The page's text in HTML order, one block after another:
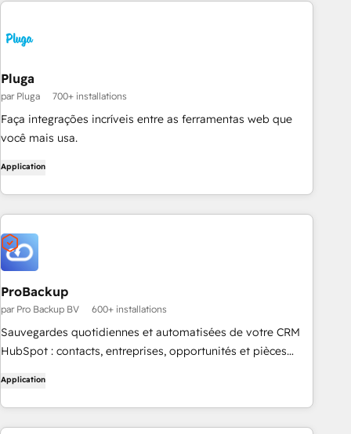
Pluga
par Pluga 700+ installations
Faça integrações incríveis entre as ferramentas web que
você mais usa.
Application
ProBackup
par Pro Backup BV 600+ installations
Sauvegardes quotidiennes et automatisées de votre CRM
HubSpot : contacts, entreprises, opportunités et pièces
perdu, à partir de n’importe quelle date antérieure.
Protection indépendante contre les suppressions
accidentelles, les importations défectueuses et les
Application